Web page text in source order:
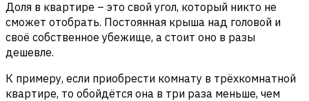
Доля в квартире – это свой угол, который никто не
сможет отобрать. Постоянная крыша над головой и
своё собственное убежище, а стоит оно в разы
дешевле.
К примеру, если приобрести комнату в трёхкомнатной
квартире, то обойдётся она в три раза меньше, чем